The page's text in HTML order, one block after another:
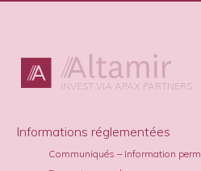
INVEST VIA APAX PARTNERS
Informations réglementées
Communiqués – Information